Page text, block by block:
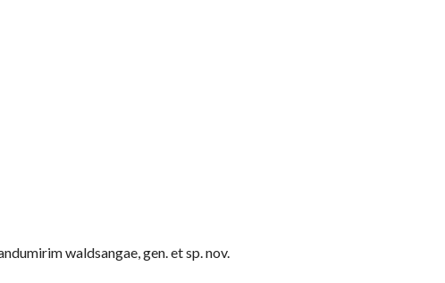
waldsangae, gen. et sp. nov.